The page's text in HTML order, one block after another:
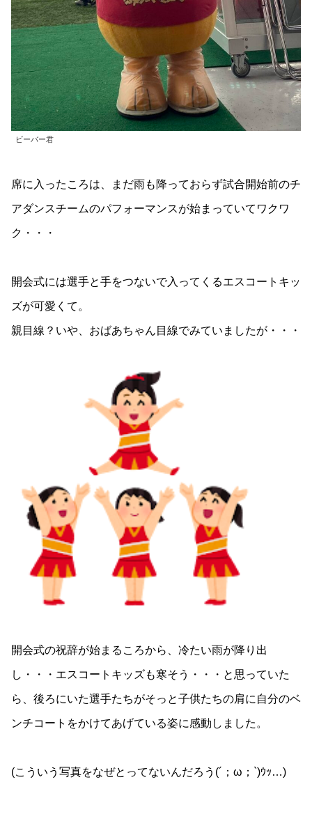
ビーバー君
席に入ったころは、まだ雨も降っておらず試合開始前のチ
アダンスチームのパフォーマンスが始まっていてワクワ
ク・・・
開会式には選手と手をつないで入ってくるエスコートキッ
ズが可愛くて。
親目線？いや、おばあちゃん目線でみていましたが・・・
開会式の祝辞が始まるころから、冷たい雨が降り出
し・・・エスコートキッズも寒そう・・・と思っていた
ら、後ろにいた選手たちがそっと子供たちの肩に自分のベ
ンチコートをかけてあげている姿に感動しました。
(こういう写真をなぜとってないんだろう(´；ω；`)ｳｯ…)